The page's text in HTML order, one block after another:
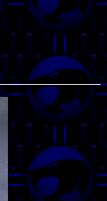
(2006) dans la
la liste.
dans la liste.